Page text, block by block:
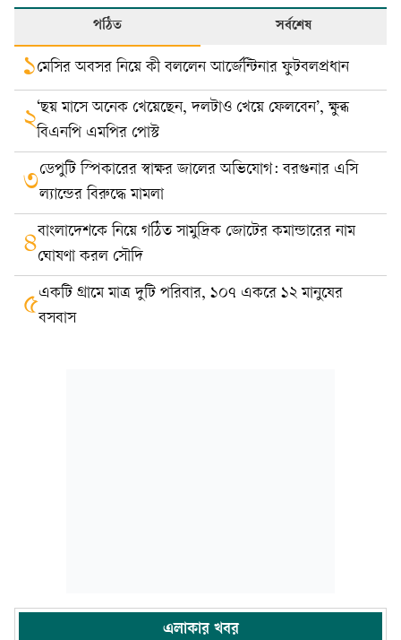
পঠিত সর্বশেষ
১মেসির অবসর নিয়ে কী বললেন আর্জেন্টিনার ফুটবলপ্রধান
২‘ছয় মাসে অনেক খেয়েছেন, দলটাও খেয়ে ফেলবেন’, ক্ষুব্ধ
বিএনপি এমপির পোস্ট
৩ডেপুটি স্পিকারের স্বাক্ষর জালের অভিযোগ: বরগুনার এসি
ল্যান্ডের বিরুদ্ধে মামলা
৪বাংলাদেশকে নিয়ে গঠিত সামুদ্রিক জোটের কমান্ডারের নাম
ঘোষণা করল সৌদি
৫একটি গ্রামে মাত্র দুটি পরিবার, ১০৭ একরে ১২ মানুষের
বসবাস
এলাকার খবর